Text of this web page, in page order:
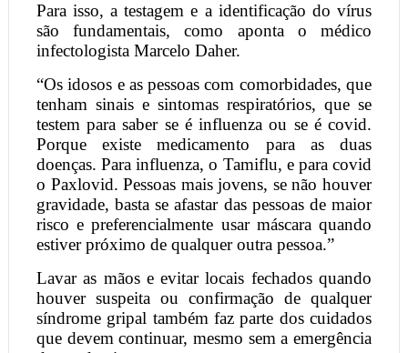
Para isso, a testagem e a identificação do vírus
são fundamentais, como aponta o médico
infectologista Marcelo Daher.
“Os idosos e as pessoas com comorbidades, que
tenham sinais e sintomas respiratórios, que se
testem para saber se é influenza ou se é covid.
Porque existe medicamento para as duas
doenças. Para influenza, o Tamiflu, e para covid
o Paxlovid. Pessoas mais jovens, se não houver
gravidade, basta se afastar das pessoas de maior
risco e preferencialmente usar máscara quando
estiver próximo de qualquer outra pessoa.”
Lavar as mãos e evitar locais fechados quando
houver suspeita ou confirmação de qualquer
síndrome gripal também faz parte dos cuidados
que devem continuar, mesmo sem a emergência